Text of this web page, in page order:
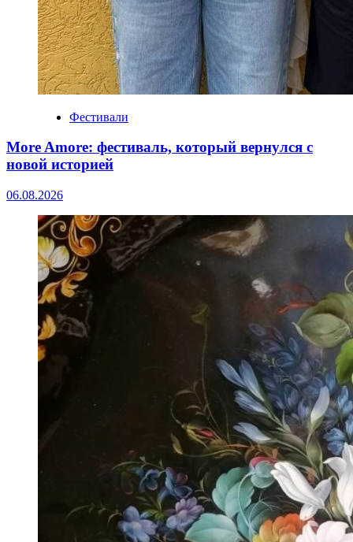
Фестивали
More Amore: фестиваль, который вернулся с
новой историей
06.08.2026